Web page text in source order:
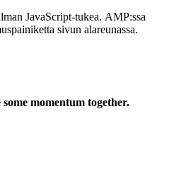
JavaScript-tukea. AMP:ssa
sivun alareunassa.
momentum together.